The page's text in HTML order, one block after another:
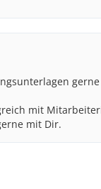
mit
mit Dir.